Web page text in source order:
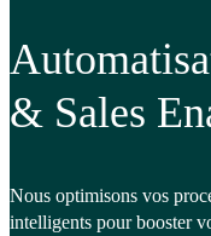
& Sales
Nous optimisons vos
intelligents pour booster